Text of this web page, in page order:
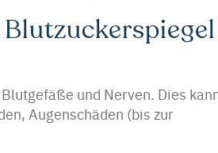
und Nerven. Dies
Augenschäden (bis zur